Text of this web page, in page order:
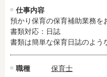
仕事内容
預かり保育の保育補助業務を
書類対応：日誌
書類は簡単な保育日誌のよう
職種 保育士
特徴
時間固定
残業3時間以内
13時までのお仕事
13時以降スタート